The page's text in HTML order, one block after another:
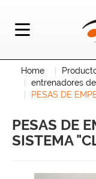
Home
entrenadores
PESAS DE
PESAS DE
SISTEMA